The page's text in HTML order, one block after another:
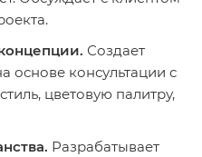
Создает
основе консультации с
цветовую палитру,
Разрабатывает